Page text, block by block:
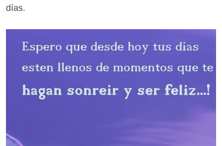
días.